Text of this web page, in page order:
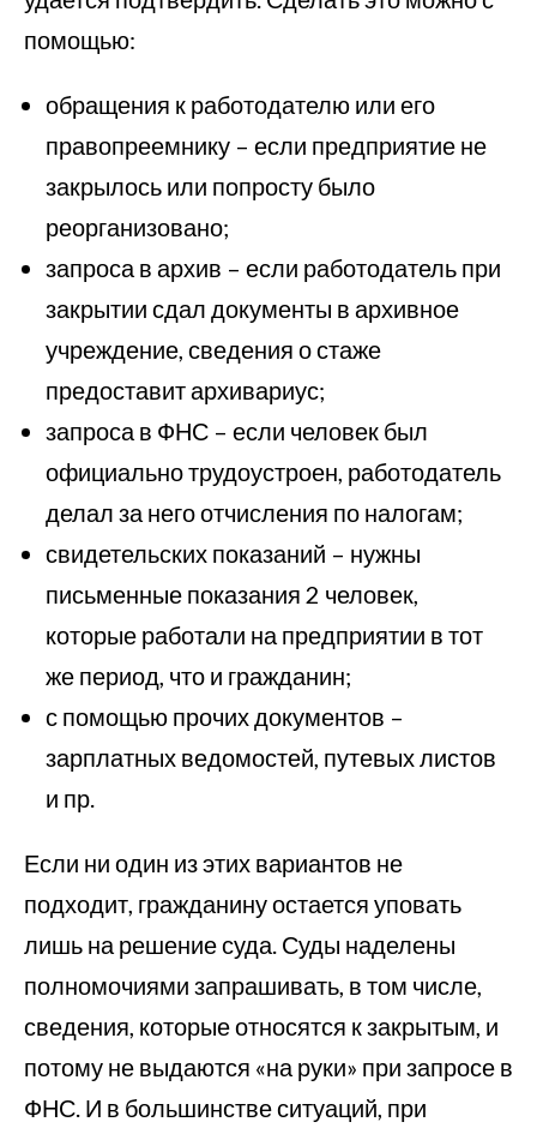
помощью:
обращения к работодателю или его
правопреемнику – если предприятие не
закрылось или попросту было
реорганизовано;
запроса в архив – если работодатель при
закрытии сдал документы в архивное
учреждение, сведения о стаже
предоставит архивариус;
запроса в ФНС – если человек был
официально трудоустроен, работодатель
делал за него отчисления по налогам;
свидетельских показаний – нужны
письменные показания 2 человек,
которые работали на предприятии в тот
же период, что и гражданин;
с помощью прочих документов –
зарплатных ведомостей, путевых листов
и пр.
Если ни один из этих вариантов не
подходит, гражданину остается уповать
лишь на решение суда. Суды наделены
полномочиями запрашивать, в том числе,
сведения, которые относятся к закрытым, и
потому не выдаются «на руки» при запросе в
ФНС. И в большинстве ситуаций, при